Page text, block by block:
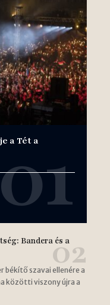
a Tét a
Bandera és a
békítő szavai ellenére a
közötti viszony újra a